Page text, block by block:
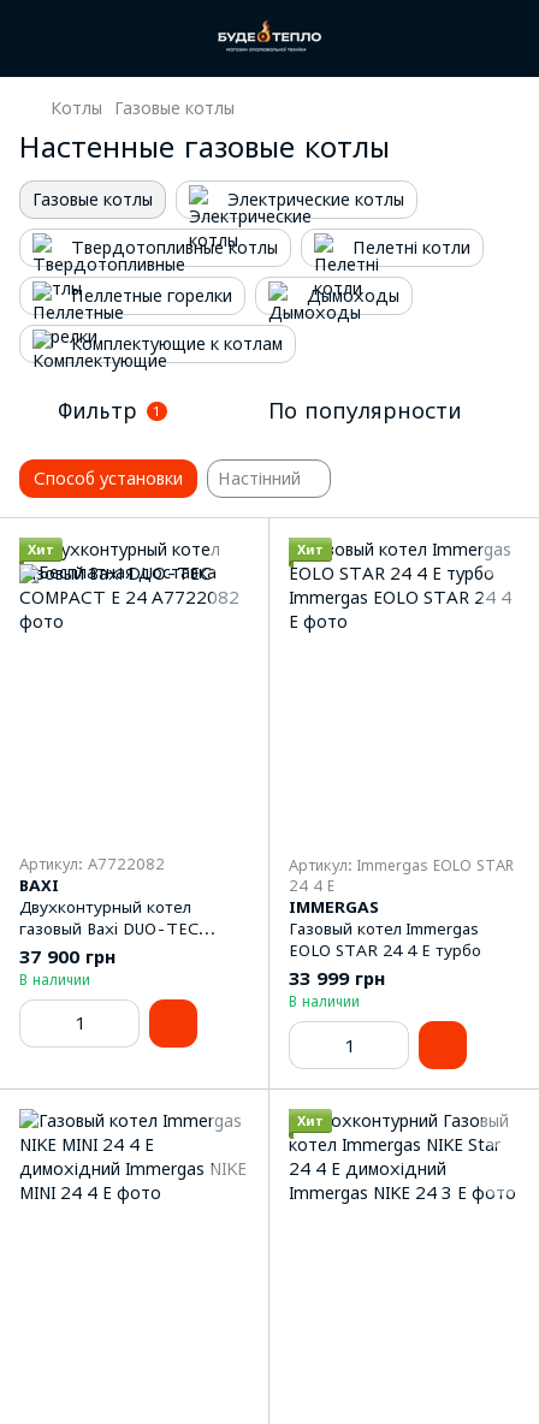
Котлы Газовые котлы
Настенные газовые котлы
Газовые котлы Электрические котлы
Твердотопливные котлы Пелетні котли
Пеллетные горелки Дымоходы
Комплектующие к котлам
Фильтр 1 По популярности
Способ установки Настінний
Хит
Артикул: А7722082
BAXI
Двухконтурный котел
газовый Baxi DUO-TEC
COMPACT Е 24
37 900 грн
В наличии
Хит
Артикул: Immergas EOLO STAR
24 4 E
IMMERGAS
Газовый котел Immergas
EOLO STAR 24 4 E турбо
33 999 грн
В наличии
Хит